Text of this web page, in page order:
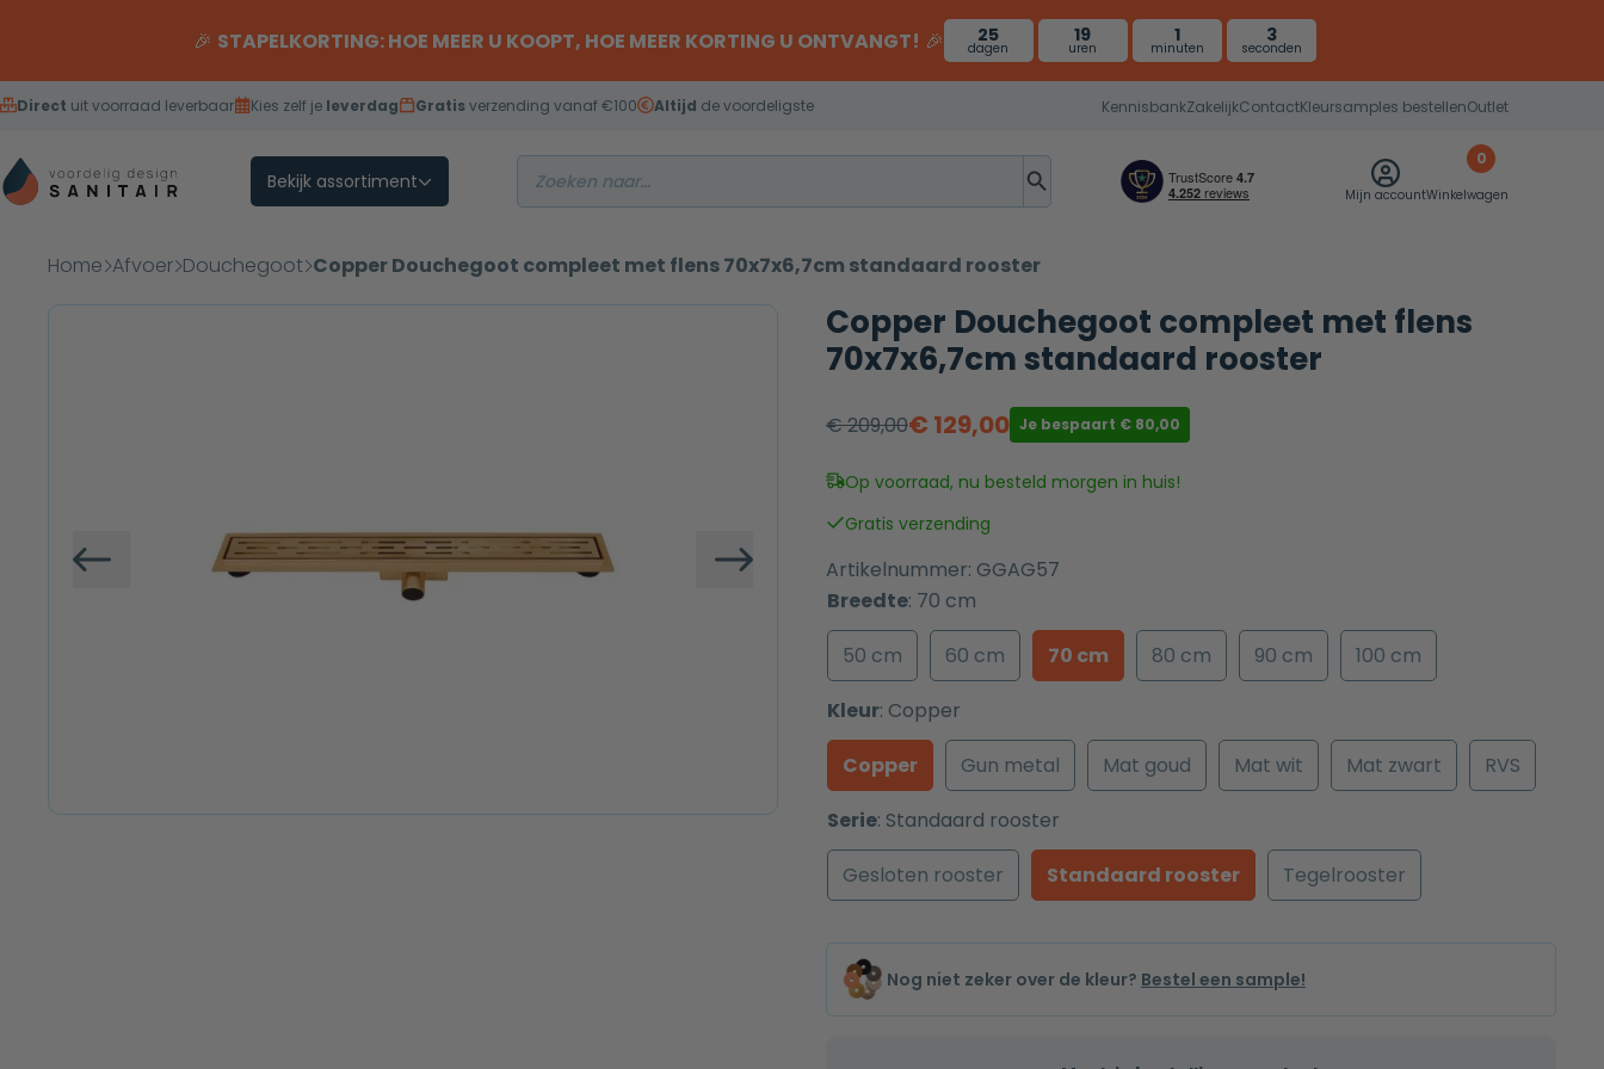
🎉 STAPELKORTING: HOE MEER U KOOPT, HOE MEER KORTING U ONTVANGT! 🎉 25
dagen
19
uren
1
minuten
2
seconden
Direct uit voorraad leverbaar Kies zelf je leverdag Gratisverzending vanaf €100 Altijd de voordeligste KennisbankZakelijkContactKleursamples bestellenOutlet
Bekijk assortiment
Mijn account
0
Winkelwagen
Home Afvoer Douchegoot Copper Douchegoot compleet met flens 70x7x6,7cm standaard rooster
Vorige Volgende
Copper Douchegoot compleet met flens
70x7x6,7cm standaard rooster
€209,00
Oorspronkelijke
prijs
was:
€ 209,00.
€ 129,00
Huidige
prijs
is:
€ 129,00.
Je bespaart €80,00
Op voorraad, nu besteld morgen in huis!
Gratis verzending
Artikelnummer: GGAG57
Breedte: 70 cm
50 cm
60 cm 70 cm 80 cm 90 cm
100 cm
Kleur: Copper
Copper
Gun metal Mat goud Mat wit Mat zwart
RVS
Serie: Standaard rooster
Gesloten rooster
Standaard rooster Tegelrooster
Nog niet zeker over de kleur? Bestel een sample!